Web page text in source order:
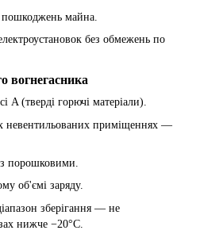
майна.
без обмежень по
вогнегасника
A (тверді горючі матеріали).
невентильованих приміщеннях —
порошковими.
об'ємі заряду.
зберігання — не
нижче −20°C.